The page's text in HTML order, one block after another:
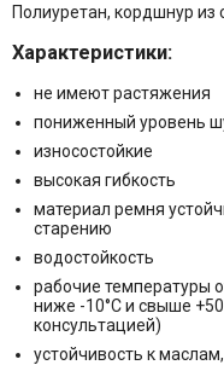
Полиуретан, кордшнур из
Характеристики:
не имеют растяжения
пониженный уровень
износостойкие
высокая гибкость
материал ремня
старению
водостойкость
рабочие температуры
ниже -10°C и свыше
консультацией)
устойчивость к